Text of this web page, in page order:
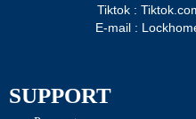
Tiktok :
E-mail :
SUPPORT